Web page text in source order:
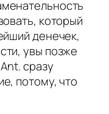
который
денечек,
увы позже
сразу
потому, что